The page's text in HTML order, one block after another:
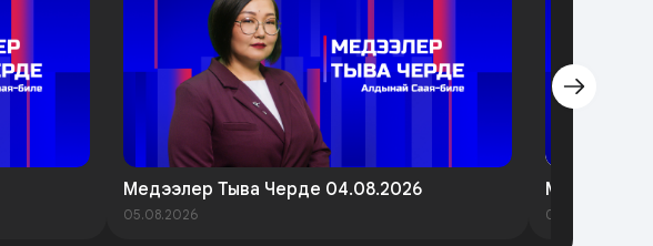
Медээлер Тыва Черде 04.08.2026
05.08.2026
Медээлер
05.08.2026